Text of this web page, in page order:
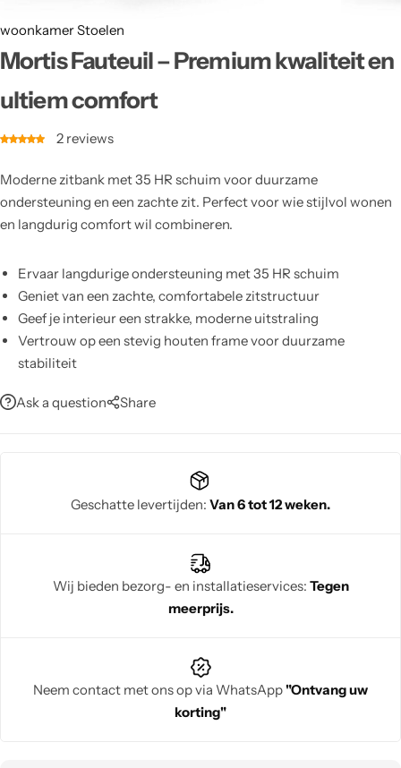
woonkamer Stoelen
Mortis Fauteuil – Premium kwaliteit en
ultiem comfort
2 reviews
Moderne zitbank met 35 HR schuim voor duurzame
ondersteuning en een zachte zit. Perfect voor wie stijlvol wonen
en langdurig comfort wil combineren.
Ervaar langdurige ondersteuning met 35 HR schuim
Geniet van een zachte, comfortabele zitstructuur
Geef je interieur een strakke, moderne uitstraling
Vertrouw op een stevig houten frame voor duurzame
stabiliteit
Personaliseer kleur van de stof naar eigen smaak
Ask a question Share
Geschatte levertijden: Van 6 tot 12 weken.
Wij bieden bezorg- en installatieservices: Tegen
meerprijs.
Neem contact met ons op via WhatsApp"Ontvang uw
korting"